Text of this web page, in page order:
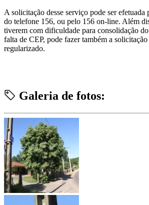
A solicitação desse serviço pode ser efetuada
do telefone 156, ou pelo 156 on-line. Além
tiverem com dificuldade para consolidação
falta de CEP, pode fazer também a
regularizado.
Galeria de fotos: